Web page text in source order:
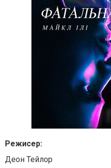
Режисер:
Деон Тейлор